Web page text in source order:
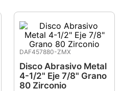
DAF457880-ZMX
Disco Abrasivo Metal
4-1/2" Eje 7/8" Grano
80 Zirconio
sierra sable
clavos
ke500
-cut